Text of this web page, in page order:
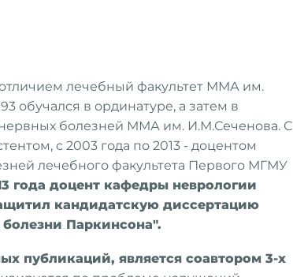
отличием лечебный факультет ММА им.
обучался в ординатуре, а затем в
болезней ММА им. И.М.Сеченова. С
с 2003 года по 2013 - доцентом
лечебного факультета Первого МГМУ
года доцент кафедры неврологии
кандидатскую диссертацию
Паркинсона".
публикаций, является соавтором 3-х